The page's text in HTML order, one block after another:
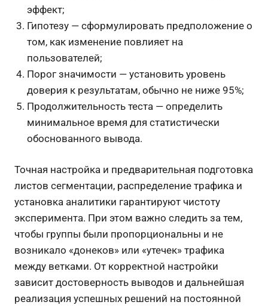
эффект;
Гипотезу — сформулировать предположение о
том, как изменение повлияет на
пользователей;
Порог значимости — установить уровень
доверия к результатам, обычно не ниже 95%;
Продолжительность теста — определить
минимальное время для статистически
обоснованного вывода.
Точная настройка и предварительная подготовка
листов сегментации, распределение трафика и
установка аналитики гарантируют чистоту
эксперимента. При этом важно следить за тем,
чтобы группы были пропорциональны и не
возникало «донеков» или «утечек» трафика
между ветками. От корректной настройки
зависит достоверность выводов и дальнейшая
реализация успешных решений на постоянной